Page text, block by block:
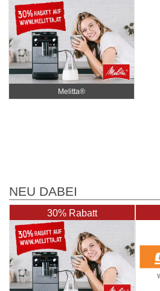
Melitta®
NEU DABEI
30% Rabatt